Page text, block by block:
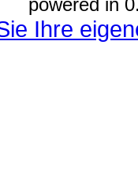
Ihre